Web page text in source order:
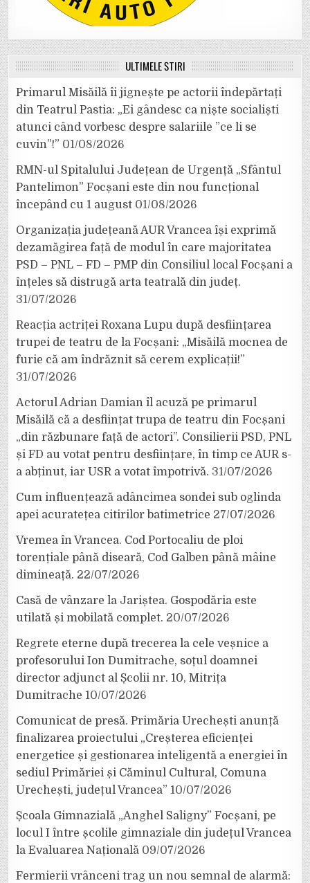
ULTIMELE ȘTIRI
Primarul Misăilă îi jignește pe actorii îndepărtați
din Teatrul Pastia: „Ei gândesc ca niște socialiști
atunci când vorbesc despre salariile ”ce li se
cuvin”!” 01/08/2026
RMN-ul Spitalului Județean de Urgență „Sfântul
Pantelimon” Focșani este din nou funcțional
începând cu 1 august 01/08/2026
Organizația județeană AUR Vrancea își exprimă
dezamăgirea față de modul în care majoritatea
PSD – PNL – FD – PMP din Consiliul local Focșani a
înțeles să distrugă arta teatrală din județ.
31/07/2026
Reacția actriței Roxana Lupu după desființarea
trupei de teatru de la Focșani: „Misăilă mocnea de
furie că am îndrăznit să cerem explicații!”
31/07/2026
Actorul Adrian Damian îl acuză pe primarul
Misăilă că a desființat trupa de teatru din Focșani
„din răzbunare față de actori”. Consilierii PSD, PNL
și FD au votat pentru desființare, în timp ce AUR s-
a abținut, iar USR a votat împotrivă. 31/07/2026
Cum influențează adâncimea sondei sub oglinda
apei acuratețea citirilor batimetrice 27/07/2026
Vremea în Vrancea. Cod Portocaliu de ploi
torențiale până diseară, Cod Galben până mâine
dimineață. 22/07/2026
Casă de vânzare la Jariștea. Gospodăria este
utilată și mobilată complet. 20/07/2026
Regrete eterne după trecerea la cele veșnice a
profesorului Ion Dumitrache, soțul doamnei
director adjunct al Școlii nr. 10, Mitrița
Dumitrache 10/07/2026
Comunicat de presă. Primăria Urechești anunță
finalizarea proiectului „Creșterea eficienței
energetice și gestionarea inteligentă a energiei în
sediul Primăriei și Căminul Cultural, Comuna
Urechești, județul Vrancea” 10/07/2026
Școala Gimnazială „Anghel Saligny” Focșani, pe
locul I între școlile gimnaziale din județul Vrancea
la Evaluarea Națională 09/07/2026
Fermierii vrânceni trag un nou semnal de alarmă: